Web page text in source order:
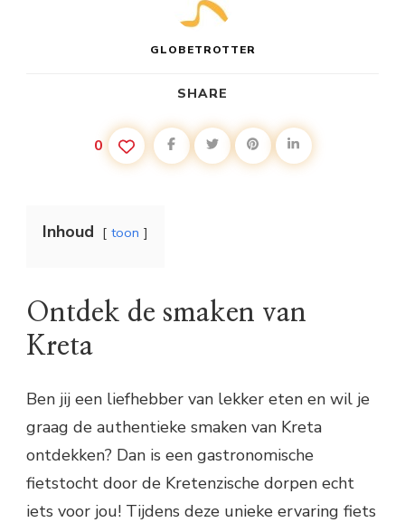
GLOBETROTTER
SHARE
0
Inhoud toon
Ontdek de smaken van
Kreta
Ben jij een liefhebber van lekker eten en wil je
graag de authentieke smaken van Kreta
ontdekken? Dan is een gastronomische
fietstocht door de Kretenzische dorpen echt
iets voor jou! Tijdens deze unieke ervaring fiets